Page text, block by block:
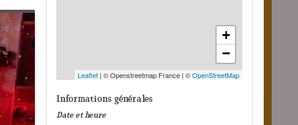
+
−
Leaflet| © Openstreetmap France | ©OpenStreetMap
Informations générales
Date et heure